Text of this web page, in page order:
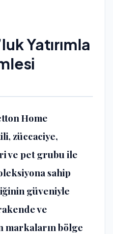
Yatırımla
Home
züccaciye,
ve pet grubu ile
sahip
güveniyle
ve
markaların bölge